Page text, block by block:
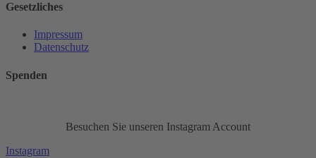
Gesetzliches
Impressum
Datenschutz
Spenden
Besuchen Sie unseren Instagram Account
Instagram